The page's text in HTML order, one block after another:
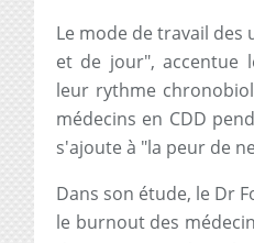
Le mode de travail
et de jour", accentue
leur rythme
médecins en CDD
s'ajoute à "la peur de
Dans son étude, le Dr
le burnout des